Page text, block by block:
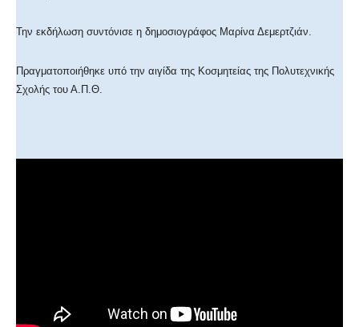
Την εκδήλωση συντόνισε η δημοσιογράφος Μαρίνα Δεμερτζιάν.
Πραγματοποιήθηκε υπό την αιγίδα της Κοσμητείας της Πολυτεχνικής
Σχολής του Α.Π.Θ.